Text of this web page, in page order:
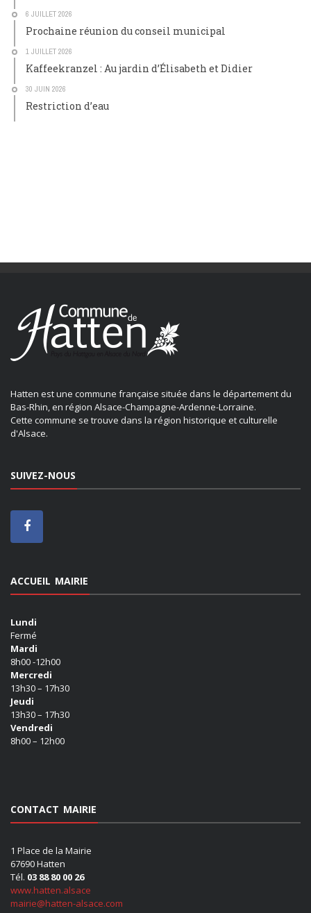
6 JUILLET 2026
Prochaine réunion du conseil municipal
1 JUILLET 2026
Kaffeekranzel : Au jardin d’Élisabeth et Didier
30 JUIN 2026
Restriction d’eau
Hatten est une commune française située dans le département du
Bas-Rhin, en région Alsace-Champagne-Ardenne-Lorraine.
Cette commune se trouve dans la région historique et culturelle
d'Alsace.
SUIVEZ-NOUS
ACCUEIL MAIRIE
Lundi
Fermé
Mardi
8h00 -12h00
Mercredi
13h30 – 17h30
Jeudi
13h30 – 17h30
Vendredi
8h00 – 12h00
CONTACT MAIRIE
1 Place de la Mairie
67690 Hatten
Tél. 03 88 80 00 26
www.hatten.alsace
mairie@hatten-alsace.com